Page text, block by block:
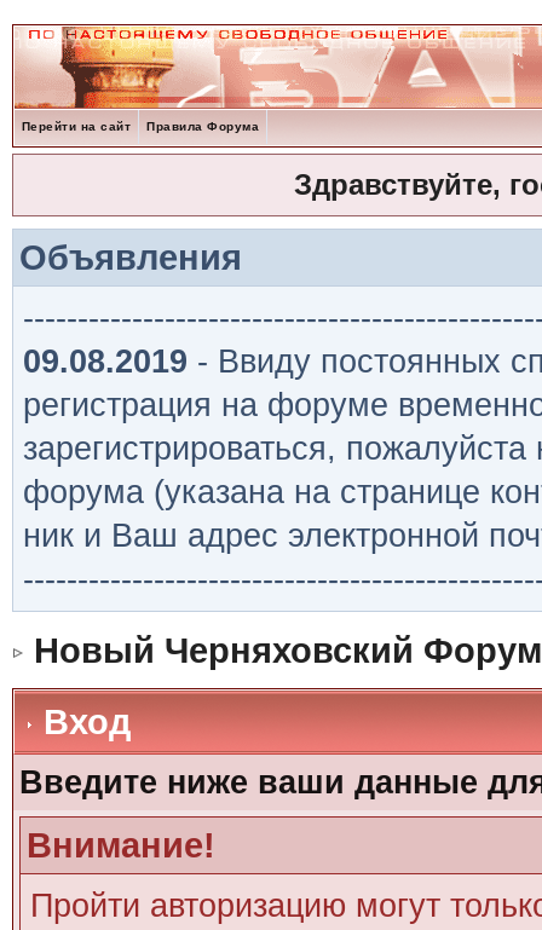
Перейти на сайт Правила Форума
Здравствуйте,
Объявления
09.08.2019 - Ввиду постоянных
регистрация на форуме
зарегистрироваться,
форума (указана на странице
ник и Ваш адрес электронной
Новый Черняховский Форум
Вход
Введите ниже ваши данные
Внимание!
Пройти авторизацию могут